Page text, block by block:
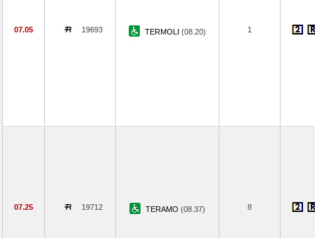
07.05 19693 TERMOLI (08.20) 1
07.25 19712 TERAMO (08.37) 8